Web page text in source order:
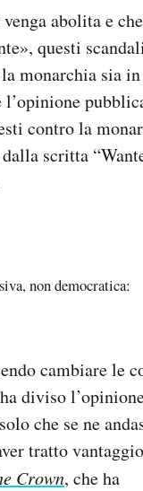
abolita e
questi
la monarchia sia
l’opinione
contro la
scritta
non democratica:
cambiare le
diviso
che se ne
tratto
Crown, che ha